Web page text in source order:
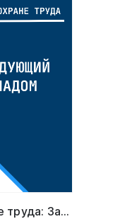
Инструкция по охране труда: Заведующий складом